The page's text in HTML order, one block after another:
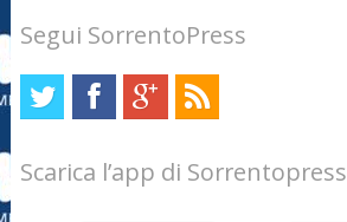
Segui SorrentoPress
Scarica l’app di Sorrentopress